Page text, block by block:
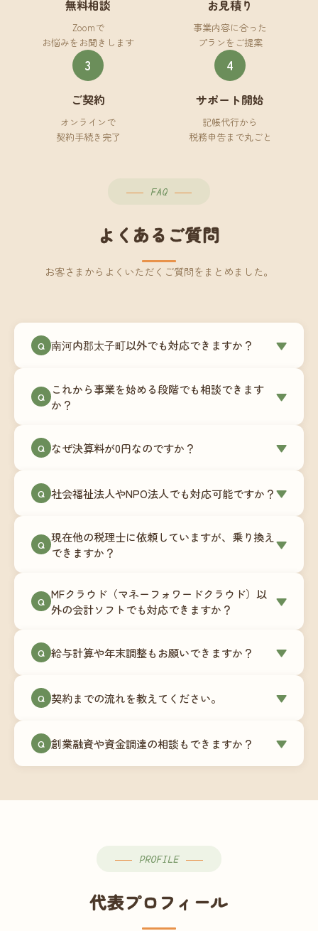
無料相談
Zoomで
お悩みをお聞きします
お見積り
事業内容に合った
プランをご提案
3
ご契約
オンラインで
契約手続き完了
4
サポート開始
記帳代行から
税務申告まで丸ごと
FAQ
よくあるご質問
お客さまからよくいただくご質問をまとめました。
Q 南河内郡太子町以外でも対応できますか？ ▼
す。Zoomやチャットツールを使ったオンラインで
のやり取りが中心ですので、地域を問わずサポー
地域の事業者さまにご利用いただいています。
Q
これから事業を始める段階でも相談できます
か？
▼
180,000円〜）をご用意しています。事業計画の段
談にも対応しています。
Q なぜ決算料が0円なのですか？ ▼
次で進めています。そのため、決算時に追加の作
リプション型の料金体系を実現しています。年間
コストが事前にわかるので、資金繰りの見通しも
Q 社会福祉法人やNPO法人でも対応可能ですか？▼
は営利法人とは会計基準や監査要件が異なるた
め、別途お見積りとなります。まずはお気軽にご
Q 現在他の税理士に依頼していますが、乗り換え
できますか？
▼
ます。前任の税理士事務所との連携や、過去の帳
簿データの移行もお手伝いします。決算期のタイ
での変更も対応可能です。
Q MFクラウド（マネーフォワードクラウド）以
外の会計ソフトでも対応できますか？
▼
供しています。これから会計ソフトを導入される
します。freee・弥生会計等をご利用中の場合は、
Q 給与計算や年末調整もお願いできますか？ ▼
怠集計あり／5名まで）は月額15,000円〜、年末調
す。人数が増える場合は別途お見積りします。
Q 契約までの流れを教えてください。 ▼
（30〜60分）でご事業内容・ご要望のヒアリング
→ ③お見積り・ご契約 → ④MFクラウドの初期設
談から契約まで費用は発生しませんので、お気軽
Q 創業融資や資金調達の相談もできますか？ ▼
PROFILE
代表プロフィール